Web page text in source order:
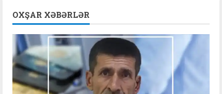
u
e
R
e
OXŞAR XƏBƏRLƏR